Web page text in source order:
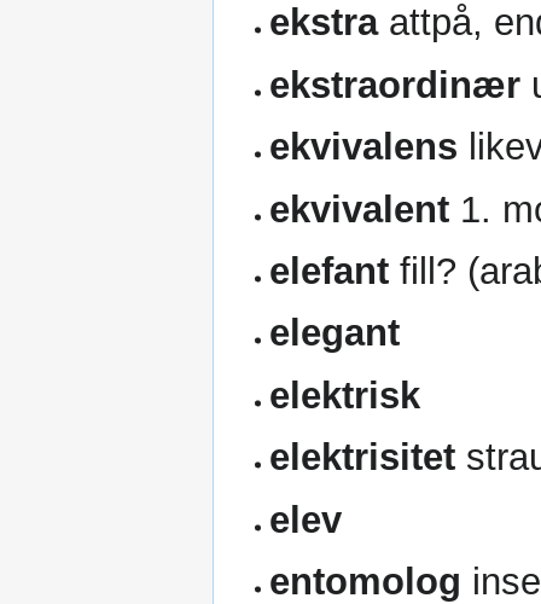
ekstraattpå,
ekstraordinær
ekvivalens
ekvivalent 1.
elefant fill?
elegant
elektrisk
elektrisitet
elev
entomolog